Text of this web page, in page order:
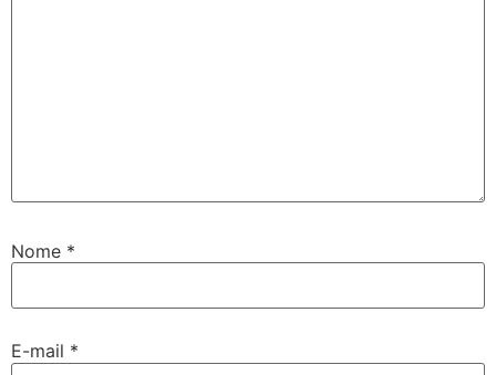
Nome *
E-mail *